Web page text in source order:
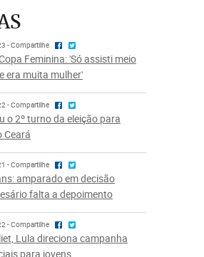
- Compartilhe
Feminina: 'Só assisti meio
era muita mulher'
- Compartilhe
o 2º turno da eleição para
Ceará
- Compartilhe
amparado em decisão
falta a depoimento
- Compartilhe
Lula direciona campanha
para jovens